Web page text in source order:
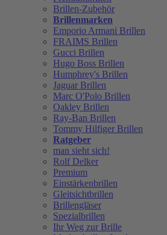
Brillen-Zubehör
Brillenmarken
Emporio Armani Brillen
FRAIMS Brillen
Gucci Brillen
Hugo Boss Brillen
Humphrey's Brillen
Jaguar Brillen
Marc O'Polo Brillen
Oakley Brillen
Ray-Ban Brillen
Tommy Hilfiger Brillen
Ratgeber
man sieht sich!
Rolf Delker
Premium
Einstärkenbrillen
Gleitsichtbrillen
Brillengläser
Spezialbrillen
Ihr Weg zur Brille